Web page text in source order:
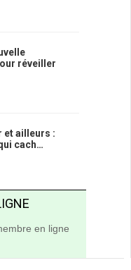
réveiller
et ailleurs :
cach…
en ligne